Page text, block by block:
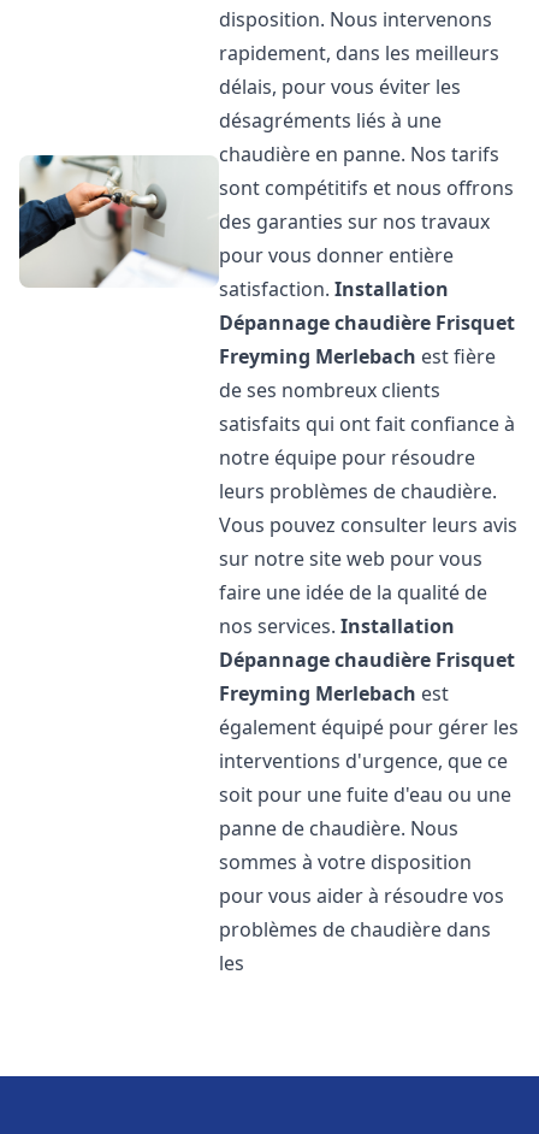
disposition. Nous intervenons
rapidement, dans les meilleurs
délais, pour vous éviter les
désagréments liés à une
chaudière en panne. Nos tarifs
sont compétitifs et nous offrons
des garanties sur nos travaux
pour vous donner entière
satisfaction.Installation
Dépannage chaudière Frisquet
Freyming Merlebach est fière
de ses nombreux clients
satisfaits qui ont fait confiance à
notre équipe pour résoudre
leurs problèmes de chaudière.
Vous pouvez consulter leurs avis
sur notre site web pour vous
faire une idée de la qualité de
nos services.Installation
Dépannage chaudière Frisquet
Freyming Merlebach est
également équipé pour gérer les
interventions d'urgence, que ce
soit pour une fuite d'eau ou une
panne de chaudière. Nous
sommes à votre disposition
pour vous aider à résoudre vos
problèmes de chaudière dans
les